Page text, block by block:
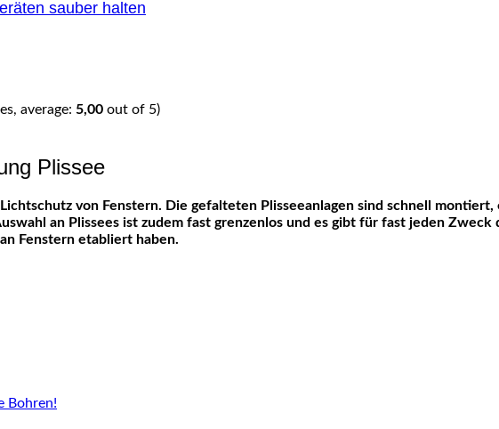
sauber halten
average: 5,00 out of 5)
Plissee
an Plissees ist zudem fast grenzenlos und es gibt für fast jeden Zweck
Fenstern etabliert haben.
Bohren!